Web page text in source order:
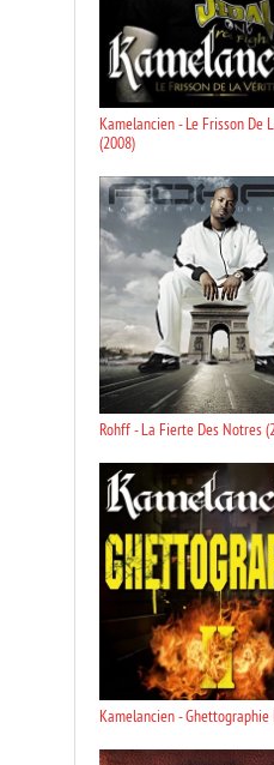
Kamelancien - Le Frisson De
(2008)
Rohff - La Fierte Des Notres
Kamelancien - Ghettographie